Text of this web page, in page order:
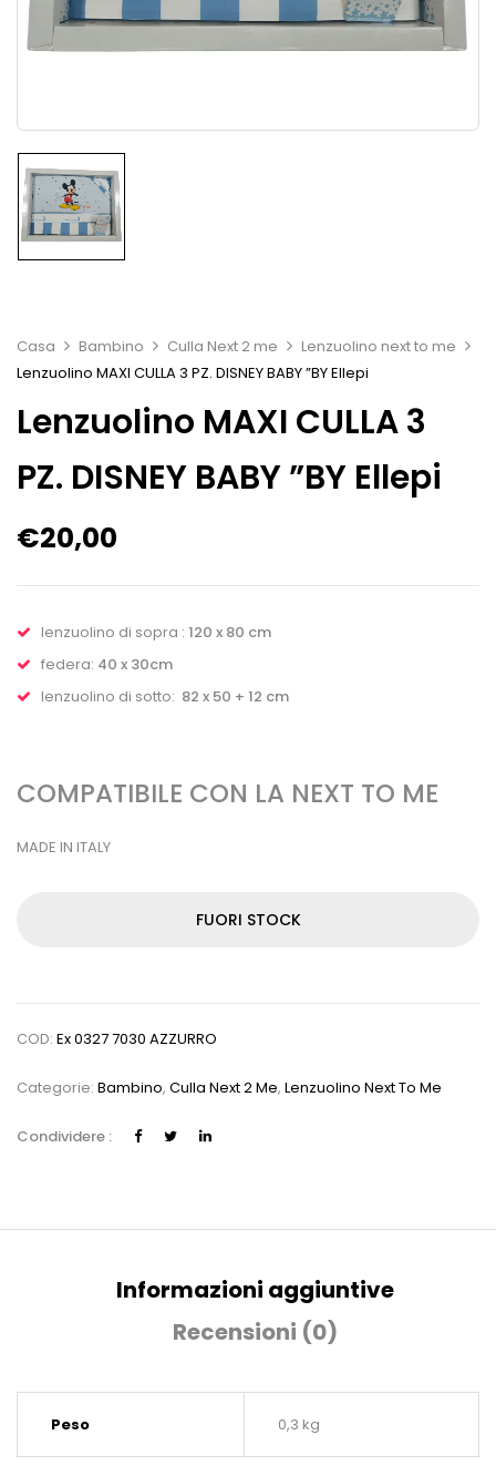
Casa Bambino Culla Next 2 me
Lenzuolino next to me
Lenzuolino MAXI CULLA 3 PZ. DISNEY BABY ”BY Ellepi
Lenzuolino MAXI CULLA 3
PZ. DISNEY BABY ”BY Ellepi
€20,00
lenzuolino di sopra : 120 x 80 cm
federa: 40 x 30cm
lenzuolino di sotto: 82 x 50 + 12 cm
COMPATIBILE CON LA NEXT TO ME
MADE IN ITALY
FUORI STOCK
COD: Ex 0327 7030 AZZURRO
Categorie: Bambino, Culla Next 2 Me, Lenzuolino Next To Me
Condividere :
Informazioni aggiuntive
Recensioni (0)
Peso 0,3 kg